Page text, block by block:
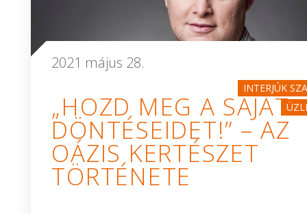
INTERJÚK
2021 május 28.
„HOZD MEG A SAJÁT
DÖNTÉSEIDET!” – AZ
OÁZIS KERTÉSZET
TÖRTÉNETE